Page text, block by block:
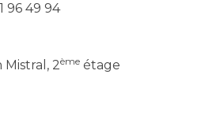
santé en ligne
l'hôpital
médico-techniques
96 49 94
Mistral, 2ème étage